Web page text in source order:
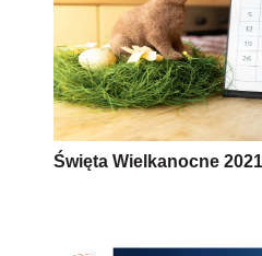
Święta Wielkanocne